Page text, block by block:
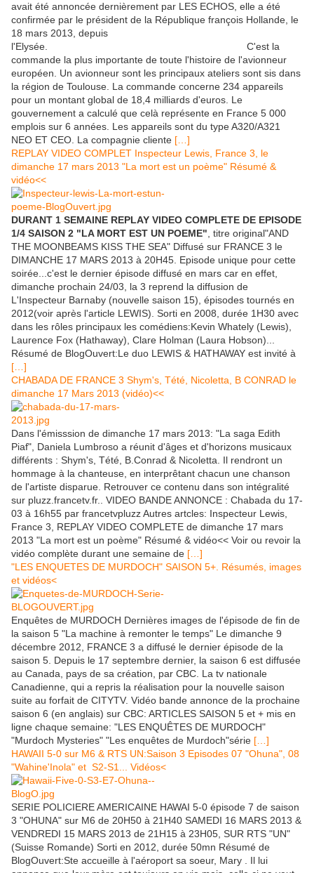
avait été annoncée dernièrement par LES ECHOS, elle a été
confirmée par le président de la République françois Hollande, le
18 mars 2013, depuis
l'Elysée. C'est la
commande la plus importante de toute l'histoire de l'avionneur
européen. Un avionneur sont les principaux ateliers sont sis dans
la région de Toulouse. La commande concerne 234 appareils
pour un montant global de 18,4 milliards d'euros. Le
gouvernement a calculé que celà représente en France 5 000
emplois sur 6 années. Les appareils sont du type A320/A321
NEO ET CEO. La compagnie cliente […]
REPLAY VIDEO COMPLET Inspecteur Lewis, France 3, le
dimanche 17 mars 2013 "La mort est un poème" Résumé &
vidéo<<
DURANT 1 SEMAINE REPLAY VIDEO COMPLETE DE EPISODE
1/4 SAISON 2 "LA MORT EST UN POEME" , titre original"AND
THE MOONBEAMS KISS THE SEA" Diffusé sur FRANCE 3 le
DIMANCHE 17 MARS 2013 à 20H45. Episode unique pour cette
soirée...c'est le dernier épisode diffusé en mars car en effet,
dimanche prochain 24/03, la 3 reprend la diffusion de
L'Inspecteur Barnaby (nouvelle saison 15), épisodes tournés en
2012(voir après l'article LEWIS). Sorti en 2008, durée 1H30 avec
dans les rôles principaux les comédiens:Kevin Whately (Lewis),
Laurence Fox (Hathaway), Clare Holman (Laura Hobson)...
Résumé de BlogOuvert:Le duo LEWIS & HATHAWAY est invité à
[…]
CHABADA DE FRANCE 3 Shym's, Tété, Nicoletta, B CONRAD le
dimanche 17 Mars 2013 (vidéo)<<
Dans l'émisssion de dimanche 17 mars 2013: "La saga Edith
Piaf", Daniela Lumbroso a réunit d'âges et d'horizons musicaux
différents : Shym's, Tété, B.Conrad & Nicoletta. Il rendront un
hommage à la chanteuse, en interprêtant chacun une chanson
de l'artiste disparue. Retrouver ce contenu dans son intégralité
sur pluzz.francetv.fr.. VIDEO BANDE ANNONCE : Chabada du 17-
03 à 16h55 par francetvpluzz Autres artcles: Inspecteur Lewis,
France 3, REPLAY VIDEO COMPLETE de dimanche 17 mars
2013 "La mort est un poème" Résumé & vidéo<< Voir ou revoir la
vidéo complète durant une semaine de […]
"LES ENQUETES DE MURDOCH" SAISON 5+. Résumés, images
et vidéos<
Enquêtes de MURDOCH Dernières images de l'épisode de fin de
la saison 5 "La machine à remonter le temps" Le dimanche 9
décembre 2012, FRANCE 3 a diffusé le dernier épisode de la
saison 5. Depuis le 17 septembre dernier, la saison 6 est diffusée
au Canada, pays de sa création, par CBC. La tv nationale
Canadienne, qui a repris la réalisation pour la nouvelle saison
suite au forfait de CITYTV. Vidéo bande annonce de la prochaine
saison 6 (en anglais) sur CBC: ARTICLES SAISON 5 et + mis en
ligne chaque semaine: "LES ENQUÊTES DE MURDOCH"
"Murdoch Mysteries" "Les enquêtes de Murdoch"série […]
HAWAII 5-0 sur M6 & RTS UN:Saison 3 Episodes 07 "Ohuna", 08
"Wahine'Inola" et S2-S1... Vidéos<
SERIE POLICIERE AMERICAINE HAWAI 5-0 épisode 7 de saison
3 "OHUNA" sur M6 de 20H50 à 21H40 SAMEDI 16 MARS 2013 &
VENDREDI 15 MARS 2013 de 21H15 à 23H05, SUR RTS "UN"
(Suisse Romande) Sorti en 2012, durée 50mn Résumé de
BlogOuvert:Ste accueille à l'aéroport sa soeur, Mary . Il lui